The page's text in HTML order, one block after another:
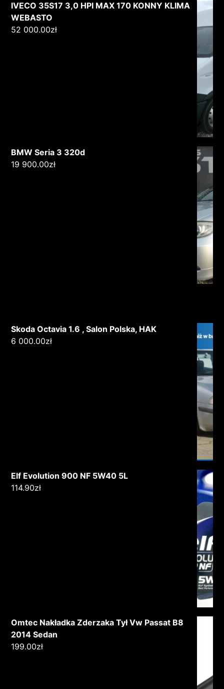
IVECO 35S17 3,0 HPI MAX 170 KONNY KLIMA
WEBASTO
52 000.00zł
BMW Seria 3 320d
19 900.00zł
Skoda Octavia 1.6 , Salon Polska, HAK
6 000.00zł
Elf Evolution 900 NF 5W40 5L
114.90zł
Omtec Nakładka Zderzaka Tył Vw Passat B8
2014 Sedan
199.00zł